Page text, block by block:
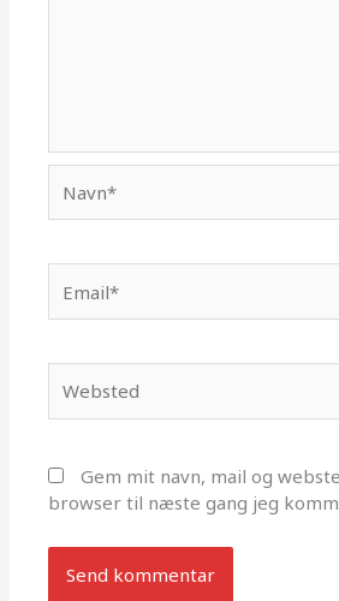
Gem mit navn, mail og
browser til næste gang jeg